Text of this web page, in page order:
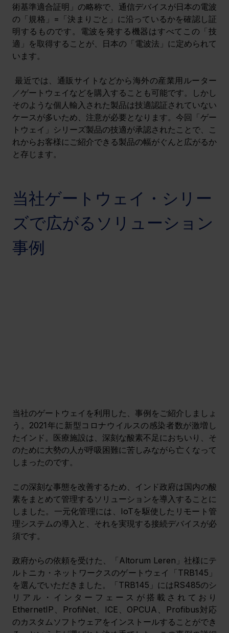
術基準適合証明」の略称で、通信デバイスが日本の電波
の「規格」=「決まりごと」に沿っているかを確認し証
明するものです。電波を発する機器はすべてこの「技
適」を取得することが、日本の「電波法」に定められて
います。
最近では、通販サイトなどから海外の産業用ルーター
／ゲートウェイなどを購入することも可能です。しかし
そのような個人輸入された製品は技適認証されていない
ケースが多いため、注意が必要となります。今回「ゲー
トウェイ」シリーズ製品の技適が承認されたことで、こ
れからお客様にご紹介できる製品の幅がぐんと広がるか
と存じます。
当社ゲートウェイ・シリー
ズで広がるソリューション
事例
当社のゲートウェイを利用した、事例をご紹介しましょ
う。2021年に新型コロナウイルスの感染者数が激増し
たインド。医療施設は、深刻な酸素不足におちいり、そ
のために大勢の人が呼吸困難に苦しみながら亡くなって
しまったのです。
この深刻な事態を改善するため、インド政府は国内の酸
素をまとめて管理するソリューションを導入することに
しました。一元化管理には、IoTを駆使したリモート管
理システムの導入と、それを実現する接続デバイスが必
須です。
政府からの依頼を受けた、 「Altorum Leren」社様にテ
ルトニカ・ネットワークスのゲートウェイ「TRB145」
を選んでいただきました。
「TRB145」にはRS485のシ
リアル・インターフェースが搭載されており
EthernetIP、ProfiNet、ICE、OPCUA、Profibus対応
のカスタムソフトウェアをインストールすることができ